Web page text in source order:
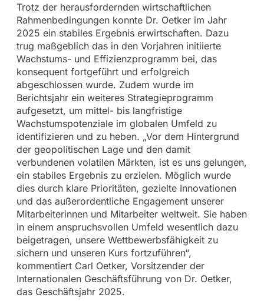
Trotz der herausfordernden wirtschaftlichen
Rahmenbedingungen konnte Dr. Oetker im Jahr
2025 ein stabiles Ergebnis erwirtschaften. Dazu
trug maßgeblich das in den Vorjahren initiierte
Wachstums- und Effizienzprogramm bei, das
konsequent fortgeführt und erfolgreich
abgeschlossen wurde. Zudem wurde im
Berichtsjahr ein weiteres Strategieprogramm
aufgesetzt, um mittel- bis langfristige
Wachstumspotenziale im globalen Umfeld zu
identifizieren und zu heben. „Vor dem Hintergrund
der geopolitischen Lage und den damit
verbundenen volatilen Märkten, ist es uns gelungen,
ein stabiles Ergebnis zu erzielen. Möglich wurde
dies durch klare Prioritäten, gezielte Innovationen
und das außerordentliche Engagement unserer
Mitarbeiterinnen und Mitarbeiter weltweit. Sie haben
in einem anspruchsvollen Umfeld wesentlich dazu
beigetragen, unsere Wettbewerbsfähigkeit zu
sichern und unseren Kurs fortzuführen“,
kommentiert Carl Oetker, Vorsitzender der
Internationalen Geschäftsführung von Dr. Oetker,
das Geschäftsjahr 2025.